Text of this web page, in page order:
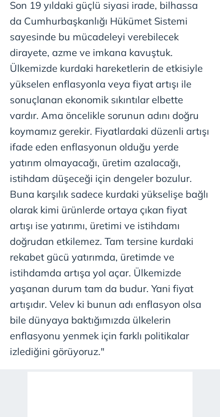
Son 19 yıldaki güçlü siyasi irade, bilhassa
da Cumhurbaşkanlığı Hükümet Sistemi
sayesinde bu mücadeleyi verebilecek
dirayete, azme ve imkana kavuştuk.
Ülkemizde kurdaki hareketlerin de etkisiyle
yükselen enflasyonla veya fiyat artışı ile
sonuçlanan ekonomik sıkıntılar elbette
vardır. Ama öncelikle sorunun adını doğru
koymamız gerekir. Fiyatlardaki düzenli artışı
ifade eden enflasyonun olduğu yerde
yatırım olmayacağı, üretim azalacağı,
istihdam düşeceği için dengeler bozulur.
Buna karşılık sadece kurdaki yükselişe bağlı
olarak kimi ürünlerde ortaya çıkan fiyat
artışı ise yatırımı, üretimi ve istihdamı
doğrudan etkilemez. Tam tersine kurdaki
rekabet gücü yatırımda, üretimde ve
istihdamda artışa yol açar. Ülkemizde
yaşanan durum tam da budur. Yani fiyat
artışıdır. Velev ki bunun adı enflasyon olsa
bile dünyaya baktığımızda ülkelerin
enflasyonu yenmek için farklı politikalar
izlediğini görüyoruz."